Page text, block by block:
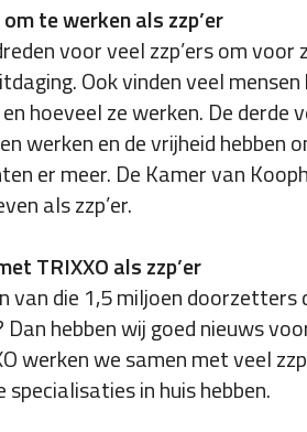
te werken als zzp’er
voor veel zzp’ers om
Ook vinden veel
hoeveel ze werken. De derde
werken en de vrijheid hebben
er meer. De Kamer van
als zzp’er.
TRIXXO als zzp’er
van die 1,5 miljoen
Dan hebben wij goed nieuws
werken we samen met veel
specialisaties in huis hebben.